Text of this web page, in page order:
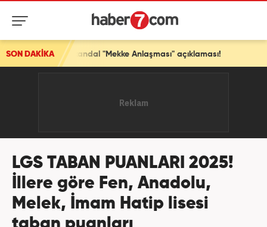
SON DAKİKA
"Mekke Anlaşması" açıklaması!
LGS TABAN PUANLARI 2025!
İllere göre Fen, Anadolu,
Melek, İmam Hatip lisesi